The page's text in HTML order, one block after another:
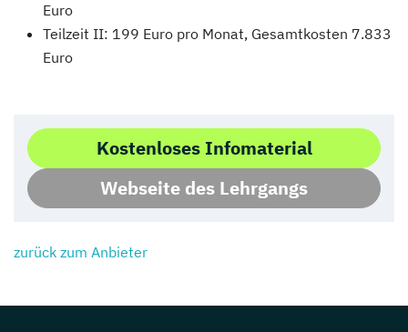
Euro
Teilzeit II: 199 Euro pro Monat, Gesamtkosten 7.833
Euro
Kostenloses Infomaterial
Webseite des Lehrgangs
zurück zum Anbieter